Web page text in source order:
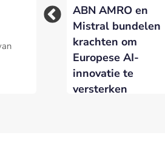
ABN AMRO en
Mistral bundelen
krachten om
Europese AI-
innovatie te
versterken